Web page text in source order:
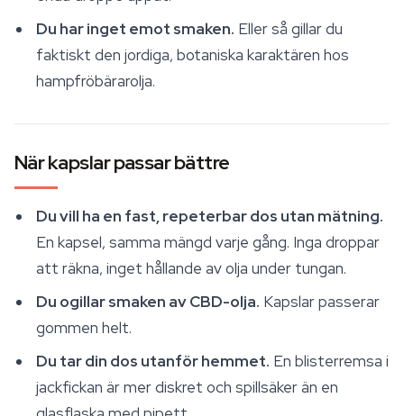
Du har inget emot smaken. Eller så gillar du
faktiskt den jordiga, botaniska karaktären hos
hampfröbärarolja.
När kapslar passar bättre
Du vill ha en fast, repeterbar dos utan mätning.
En kapsel, samma mängd varje gång. Inga droppar
att räkna, inget hållande av olja under tungan.
Du ogillar smaken av CBD-olja. Kapslar passerar
gommen helt.
Du tar din dos utanför hemmet. En blisterremsa i
jackfickan är mer diskret och spillsäker än en